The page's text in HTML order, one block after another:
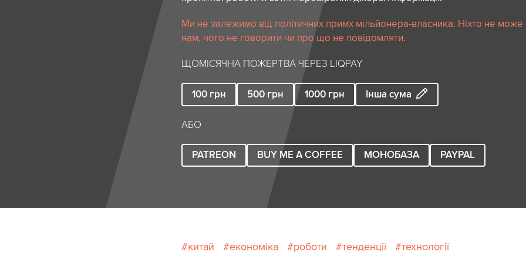
Ми не залежимо від політичних примх мільйонера-власника. Ніхто не може
нам, чого не говорити чи про що не повідомляти.
ЩОМІСЯЧНА ПОЖЕРТВА ЧЕРЕЗ LIQPAY
100 грн 500 грн 1000 грн Інша сума
АБО
PATREON BUY ME A COFFEE МОНОБАЗА PAYPAL
китай економіка роботи тенденції технології